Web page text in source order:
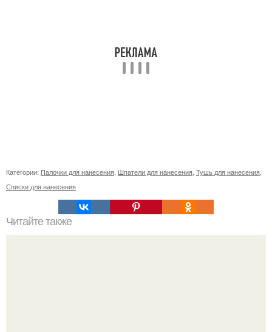
Категории: Палочки для нанесения Шпатели для нанесения Тушь для нанесения
Списки для нанесения
Читайте также